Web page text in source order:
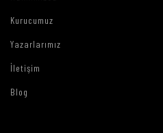
Kurucumuz
Yazarlarımız
İletişim
Blog